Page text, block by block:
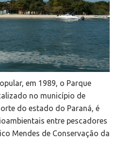
em 1989, o Parque
no município de
do estado do Paraná, é
entre pescadores
Mendes de Conservação da